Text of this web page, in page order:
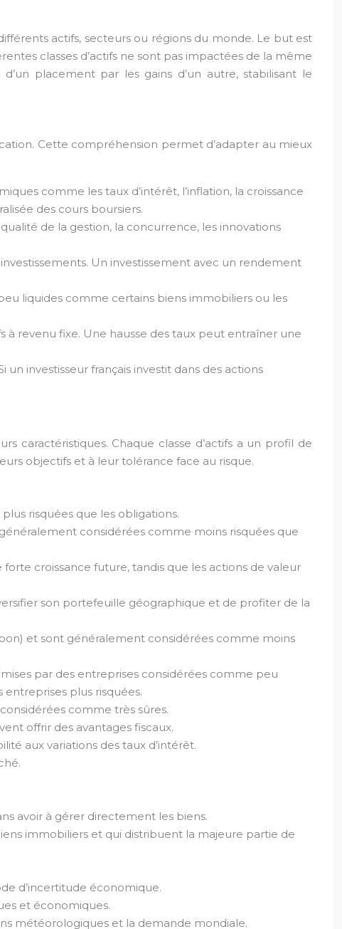
actifs, secteurs ou régions du monde. Le but est
classes d’actifs ne sont pas impactées de la même
placement par les gains d’un autre, stabilisant le
Cette compréhension permet d’adapter au mieux
comme les taux d’intérêt, l’inflation, la croissance
des cours boursiers.
de la gestion, la concurrence, les innovations
Un investissement avec un rendement
liquides comme certains biens immobiliers ou les
à revenu fixe. Une hausse des taux peut entraîner une
investisseur français investit dans des actions
caractéristiques. Chaque classe d’actifs a un profil de
objectifs et à leur tolérance face au risque.
risquées que les obligations.
considérées comme moins risquées que
croissance future, tandis que les actions de valeur
son portefeuille géographique et de profiter de la
et sont généralement considérées comme moins
par des entreprises considérées comme peu
plus risquées.
comme très sûres.
offrir des avantages fiscaux.
aux variations des taux d’intérêt.
avoir à gérer directement les biens.
immobiliers et qui distribuent la majeure partie de
d’incertitude économique.
et économiques.
météorologiques et la demande mondiale.